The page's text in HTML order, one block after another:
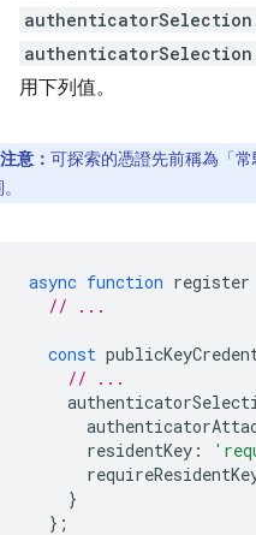
用下列值。
注意： 可探索的憑證先前稱為「常
async function register
// ...
const
// ...
residentKey :
}
};